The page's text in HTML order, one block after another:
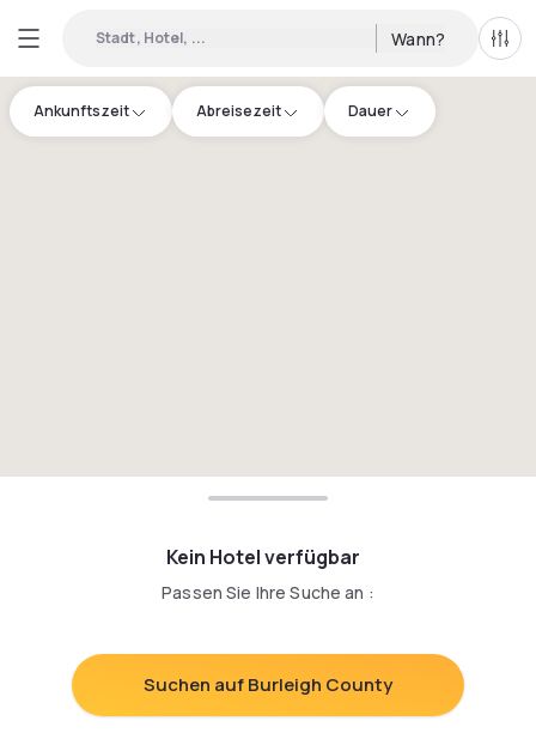
Stadt, Hotel, ... Wann? Alle
Ankunftszeit Abreisezeit Dauer
Kein Hotel verfügbar
Passen Sie Ihre Suche an :
Suchen auf Burleigh County